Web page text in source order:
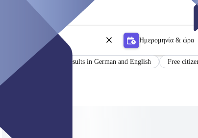
Ημερομηνία & ώρα
Certificate Results in German and English Free